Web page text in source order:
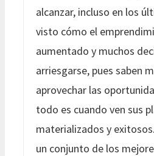
alcanzar, incluso en los
visto cómo el
aumentado y muchos
arriesgarse, pues saben
aprovechar las
todo es cuando ven sus
materializados y
un conjunto de los